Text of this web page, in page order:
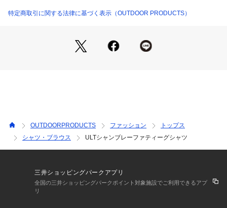
2001年にシンゾーンを設立し、「デニムに合う上品なカジュ
アル」をコンセプトに掲げるセレクトショップ〈Shinzone〉
のクリエイティブディレクターを20年務めたのちに2021年にC
「自分たちが信じる“確かなこと”だけをお届けする」ことをコ
ンセプトに、 ブランド戦略やトータルプロデューサーとし
て、コンセプト構築からコンサルティングなど幅広い分野で活
特定商取引に関する法律に基づく表示（OUTDOOR PRODUCTS）
OUTDOORPRODUCTS ファッション
トップス
シャツ・ブラウス
ULTシャンブレーファティーグシャツ
三井ショッピングパークアプリ
全国の三井ショッピングパークポイント対象施設でご利用できるアプ
リ